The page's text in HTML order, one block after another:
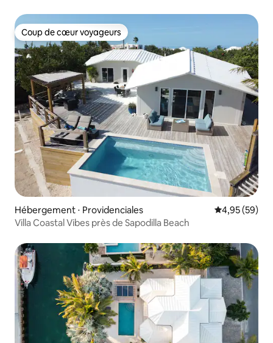
Coup de cœur voyageurs
Coup de cœur voyageurs
Hébergement ⋅ Providenciales Évaluation
4,95 (59)
Villa Coastal Vibes près de Sapodilla Beach